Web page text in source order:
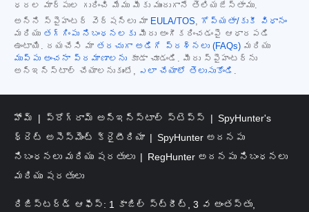
ధరల మార్పుల గురించి మేము మీకు ముందుగానే తెలియజేస్తాము.
అన్ని స్పైహంటర్ వెర్షన్‌లు మా EULA/TOS, గోప్యతా/కుకీ విధానం
మరియు తగ్గింపు నిబంధనలకు మీరు అంగీకరించడంపై ఆధారపడి
ఉంటాయి. దయచేసి మా తరచుగా అడిగే ప్రశ్నలు (FAQs) మరియు
ముప్పు అంచనా ప్రమాణాలను కూడా చూడండి. మీరు స్పైహంటర్‌ను
అన్‌ఇన్‌స్టాల్ చేయాలనుకుంటే, ఎలా చేయాలో తెలుసుకోండి .
హోమ్ ప్రోగ్రామ్ అన్‌ఇన్‌స్టాల్ స్టెప్స్
SpyHunter's
థ్రెట్ అసెస్‌మెంట్ క్రైటీరియా
SpyHunter అదనపు
నిబంధనలు మరియు షరతులు
RegHunter అదనపు నిబంధనలు
మరియు షరతులు
రిజిస్టర్డ్ ఆఫీస్: 1 కాజిల్ స్ట్రీట్, 3 వ అంతస్తు,